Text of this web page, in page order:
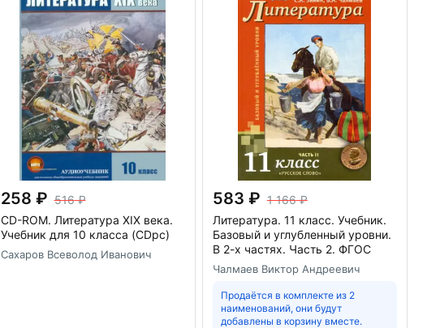
258
516
CD-ROM. Литература XIX века.
Учебник для 10 класса (CDpc)
Сахаров Всеволод Иванович
583
1 166
Литература. 11 класс. Учебник.
Базовый и углубленный уровни.
В 2-х частях. Часть 2. ФГОС
Чалмаев Виктор Андреевич
Продаётся в комплекте из 2
наименований, они будут
добавлены в корзину вместе.